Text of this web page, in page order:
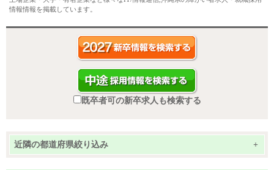
情報情報を掲載しています。
既卒者可の新卒求人も検索する
近隣の都道府県絞り込み +